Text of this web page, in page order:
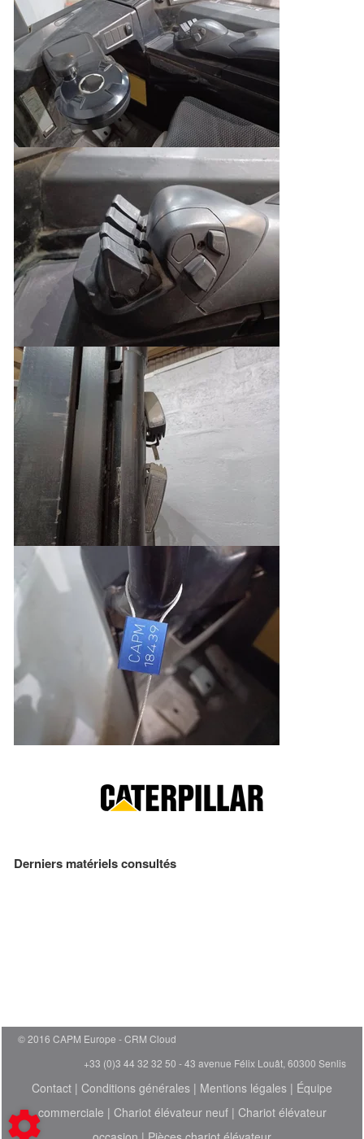
Derniers matériels consultés
© 2016 CAPM Europe
CRM Cloud
+33 (0)3 44 32 32 50 - 43 avenue Félix Louât, 60300 Senlis
Contact | Conditions générales | Mentions légales | Équipe
commerciale | Chariot élévateur neuf| Chariot élévateur